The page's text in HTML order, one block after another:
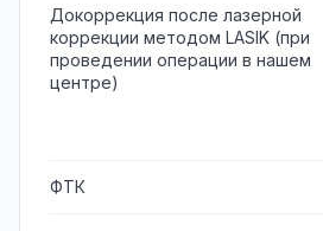
Докоррекция после лазерной
коррекции методом LASIK (при
проведении операции в нашем
центре)
ФТК